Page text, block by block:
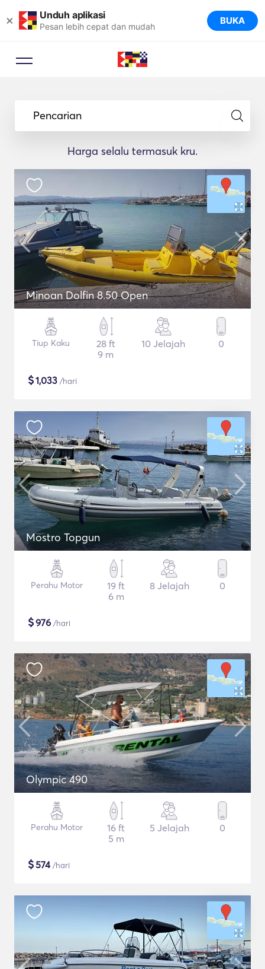
× Unduh aplikasi
Pesan lebih cepat dan mudah BUKA
Pencarian
Harga selalu termasuk kru.
Minoan Dolfin 8.50 Open
Tiup Kaku
28 ft
9 m
10 Jelajah 0
$1,033 /hari
Mostro Topgun
Perahu Motor
19 ft
6 m
8 Jelajah 0
$976 /hari
Olympic 490
Perahu Motor
16 ft
5 m
5 Jelajah 0
$574/hari